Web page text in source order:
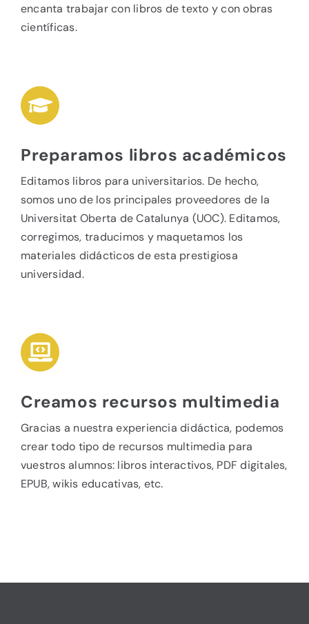
encanta trabajar con libros de texto y con obras
científicas.
Preparamos libros académicos
Editamos libros para universitarios. De hecho,
somos uno de los principales proveedores de la
Universitat Oberta de Catalunya (UOC). Editamos,
corregimos, traducimos y maquetamos los
materiales didácticos de esta prestigiosa
universidad.
Creamos recursos multimedia
Gracias a nuestra experiencia didáctica, podemos
crear todo tipo de recursos multimedia para
vuestros alumnos: libros interactivos, PDF digitales,
EPUB, wikis educativas, etc.